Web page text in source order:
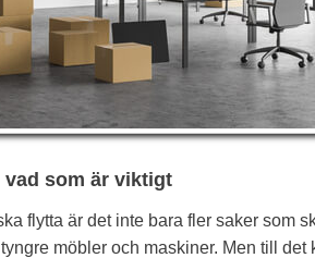
vad som är viktigt
flytta är det inte bara fler saker som
möbler och maskiner. Men till det